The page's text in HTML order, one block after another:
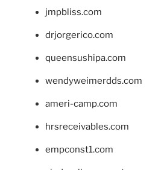
jmpbliss.com
drjorgerico.com
queensushipa.com
wendyweimerdds.com
ameri-camp.com
hrsreceivables.com
empconst1.com